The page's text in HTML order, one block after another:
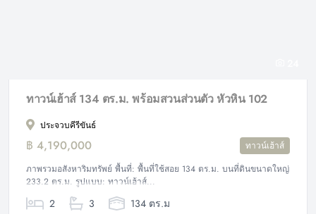
ทาวน์เฮ้าส์ 134 ตร.ม. พร้อมสวนส่วนตัว หัวหิน 102
ประจวบคีรีขันธ์
฿ 4,190,000
ทาวน์เฮ้าส์
ภาพรวมอสังหาริมทรัพย์ พื้นที่: พื้นที่ใช้สอย 134 ตร.ม. บนที่ดินขนาดใหญ่
233.2 ตร.ม. รูปแบบ: ทาวน์เฮ้าส์...
2 3
134 ตร.ม